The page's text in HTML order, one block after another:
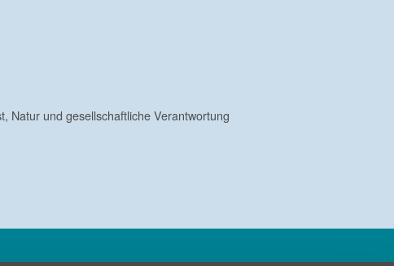
Natur und gesellschaftliche Verantwortung